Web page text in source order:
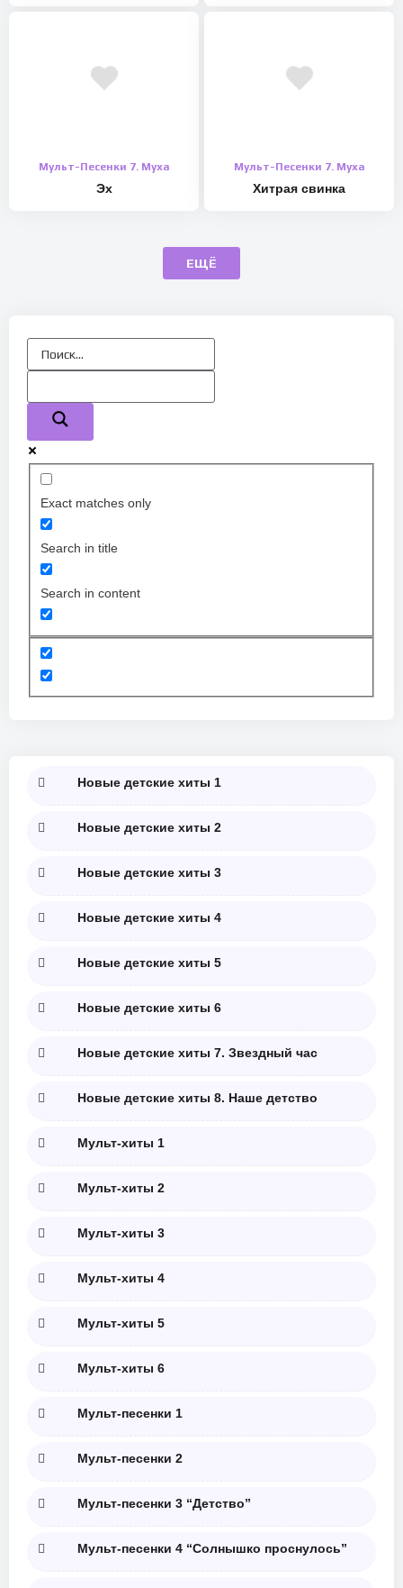
Мульт-Песенки 7. Муха
Эх
Мульт-Песенки 7. Муха
Хитрая свинка
ЕЩЁ
Exact matches only
Search in title
Search in content
Новые детские хиты 1
Новые детские хиты 2
Новые детские хиты 3
Новые детские хиты 4
Новые детские хиты 5
Новые детские хиты 6
Новые детские хиты 7. Звездный час
Новые детские хиты 8. Наше детство
Мульт-хиты 1
Мульт-хиты 2
Мульт-хиты 3
Мульт-хиты 4
Мульт-хиты 5
Мульт-хиты 6
Мульт-песенки 1
Мульт-песенки 2
Мульт-песенки 3 “Детство”
Мульт-песенки 4 “Солнышко проснулось”